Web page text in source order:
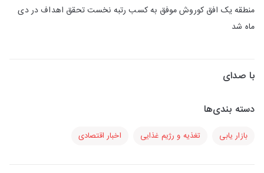
منطقه یک افق کوروش موفق به کسب رتبه نخست تحقق اهداف در دی
ماه شد
با صدای
دسته بندی‌ها
بازار یابی تغذیه و رژیم غذایی اخبار اقتصادی